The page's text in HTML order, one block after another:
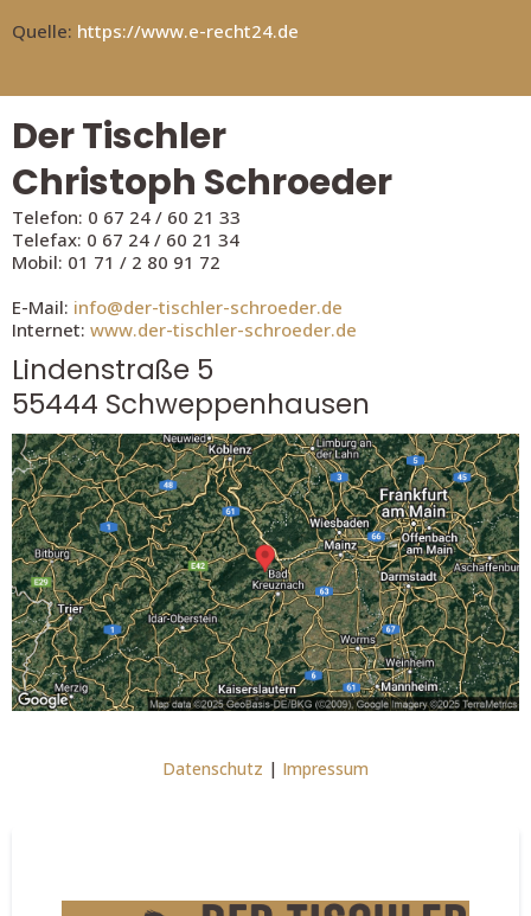
Quelle: https://www.e-recht24.de
Der Tischler
Christoph Schroeder
Telefon: 0 67 24 / 60 21 33
Telefax: 0 67 24 / 60 21 34
Mobil: 01 71 / 2 80 91 72
E-Mail: info@der-tischler-schroeder.de
Internet: www.der-tischler-schroeder.de
Lindenstraße 5
55444 Schweppenhausen
Datenschutz | Impressum